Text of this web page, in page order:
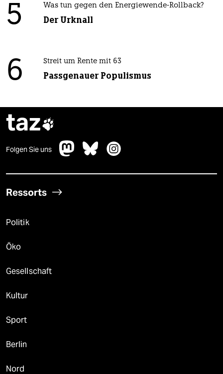
5 Was tun gegen den Energiewende-Rollback?
Der Urknall
6 Streit um Rente mit 63
Passgenauer Populismus
taz
Folgen Sie uns
Ressorts
Politik
Öko
Gesellschaft
Kultur
Sport
Berlin
Nord